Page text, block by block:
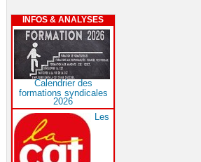
INFOS & ANALYSES
Calendrier des
formations syndicales
2026
Les